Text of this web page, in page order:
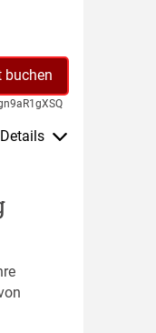
buchen
Details